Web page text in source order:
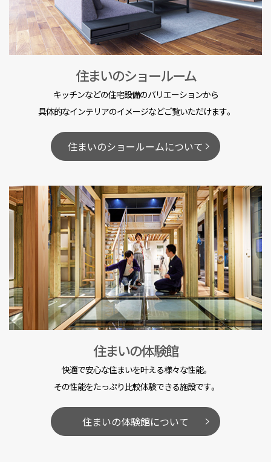
住まいのショールーム
キッチンなどの住宅設備のバリエーションから
具体的なインテリアのイメージなどご覧いただけます。
住まいのショールームについて
住まいの体験館
快適で安心な住まいを叶える様々な性能。
その性能をたっぷり比較体験できる施設です。
住まいの体験館について